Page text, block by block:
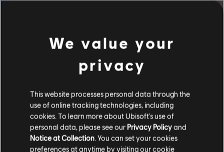
We value your
privacy
This website processes personal data through the
use of online tracking technologies, including
cookies. To learn more about Ubisoft's use of
personal data, please see our Privacy Policyand
Notice at Collection. You can set your cookies
preferences at anytime by visiting ourcookie